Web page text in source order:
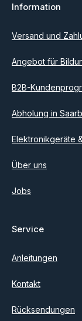
Ich habe die
einverstanden.
Information
Versand und
Angebot für
B2B-
Abholung in
Elektronikgeräte
Über uns
Jobs
Service
Anleitungen
Kontakt
Rücksendungen